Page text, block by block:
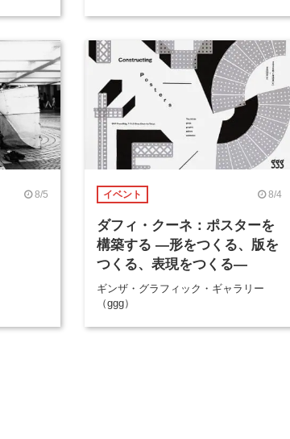
8/5 イベント 8/4
ダフィ・クーネ：ポスターを
構築する ―形をつくる、版を
つくる、表現をつくる―
ギンザ・グラフィック・ギャラリー
（ggg）